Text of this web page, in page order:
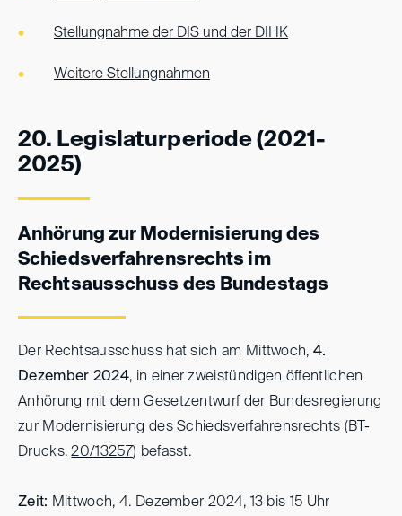
Stellungnahme der DIS und der DIHK
Weitere Stellungnahmen
20. Legislaturperiode (2021-
2025)
Anhörung zur Modernisierung des
Schiedsverfahrensrechts im
Rechtsausschuss des Bundestags
Der Rechtsausschuss hat sich am Mittwoch, 4.
Dezember 2024, in einer zweistündigen öffentlichen
Anhörung mit dem Gesetzentwurf der Bundesregierung
zur Modernisierung des Schiedsverfahrensrechts (BT-
Drucks.20/13257) befasst.
Zeit: Mittwoch, 4. Dezember 2024, 13 bis 15 Uhr